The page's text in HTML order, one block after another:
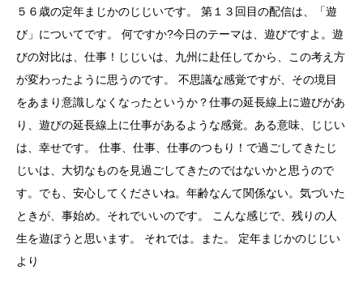
５６歳の定年まじかのじじいです。 第１３回目の配信は、「遊
び」についてです。 何ですか?今日のテーマは、遊びですよ。遊
びの対比は、仕事！じじいは、九州に赴任してから、この考え方
が変わったように思うのです。 不思議な感覚ですが、その境目
をあまり意識しなくなったというか？仕事の延長線上に遊びがあ
り、遊びの延長線上に仕事があるような感覚。ある意味、じじい
は、幸せです。 仕事、仕事、仕事のつもり！で過ごしてきたじ
じいは、大切なものを見過ごしてきたのではないかと思うので
す。でも、安心してくださいね。年齢なんて関係ない。気づいた
ときが、事始め。それでいいのです。 こんな感じで、残りの人
生を遊ぼうと思います。 それでは。また。 定年まじかのじじい
より